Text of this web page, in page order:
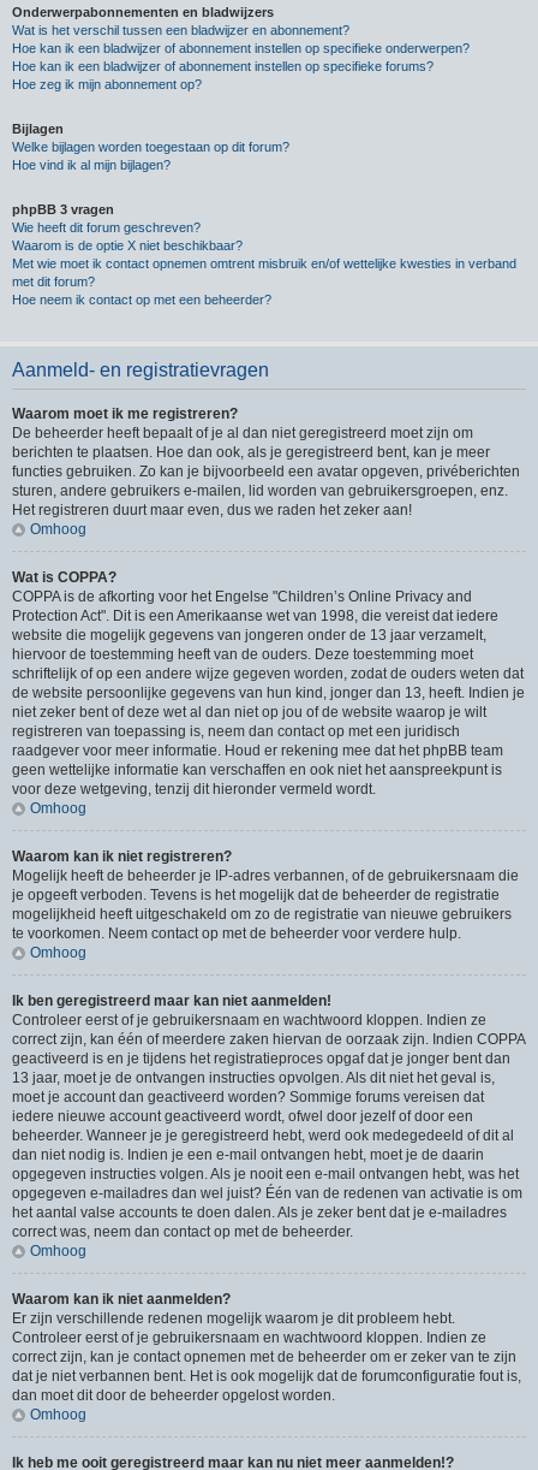
Onderwerpabonnementen en bladwijzers
Wat is het verschil tussen een bladwijzer en abonnement?
Hoe kan ik een bladwijzer of abonnement instellen op specifieke onderwerpen?
Hoe kan ik een bladwijzer of abonnement instellen op specifieke forums?
Hoe zeg ik mijn abonnement op?
Bijlagen
Welke bijlagen worden toegestaan op dit forum?
Hoe vind ik al mijn bijlagen?
phpBB 3 vragen
Wie heeft dit forum geschreven?
Waarom is de optie X niet beschikbaar?
Met wie moet ik contact opnemen omtrent misbruik en/of wettelijke kwesties in verband
met dit forum?
Hoe neem ik contact op met een beheerder?
Aanmeld- en registratievragen
Waarom moet ik me registreren?
De beheerder heeft bepaalt of je al dan niet geregistreerd moet zijn om
berichten te plaatsen. Hoe dan ook, als je geregistreerd bent, kan je meer
functies gebruiken. Zo kan je bijvoorbeeld een avatar opgeven, privéberichten
sturen, andere gebruikers e-mailen, lid worden van gebruikersgroepen, enz.
Het registreren duurt maar even, dus we raden het zeker aan!
Omhoog
Wat is COPPA?
COPPA is de afkorting voor het Engelse "Children’s Online Privacy and
Protection Act". Dit is een Amerikaanse wet van 1998, die vereist dat iedere
website die mogelijk gegevens van jongeren onder de 13 jaar verzamelt,
hiervoor de toestemming heeft van de ouders. Deze toestemming moet
schriftelijk of op een andere wijze gegeven worden, zodat de ouders weten dat
de website persoonlijke gegevens van hun kind, jonger dan 13, heeft. Indien je
niet zeker bent of deze wet al dan niet op jou of de website waarop je wilt
registreren van toepassing is, neem dan contact op met een juridisch
raadgever voor meer informatie. Houd er rekening mee dat het phpBB team
geen wettelijke informatie kan verschaffen en ook niet het aanspreekpunt is
voor deze wetgeving, tenzij dit hieronder vermeld wordt.
Omhoog
Waarom kan ik niet registreren?
Mogelijk heeft de beheerder je IP-adres verbannen, of de gebruikersnaam die
je opgeeft verboden. Tevens is het mogelijk dat de beheerder de registratie
mogelijkheid heeft uitgeschakeld om zo de registratie van nieuwe gebruikers
te voorkomen. Neem contact op met de beheerder voor verdere hulp.
Omhoog
Ik ben geregistreerd maar kan niet aanmelden!
Controleer eerst of je gebruikersnaam en wachtwoord kloppen. Indien ze
correct zijn, kan één of meerdere zaken hiervan de oorzaak zijn. Indien COPPA
geactiveerd is en je tijdens het registratieproces opgaf dat je jonger bent dan
13 jaar, moet je de ontvangen instructies opvolgen. Als dit niet het geval is,
moet je account dan geactiveerd worden? Sommige forums vereisen dat
iedere nieuwe account geactiveerd wordt, ofwel door jezelf of door een
beheerder. Wanneer je je geregistreerd hebt, werd ook medegedeeld of dit al
dan niet nodig is. Indien je een e-mail ontvangen hebt, moet je de daarin
opgegeven instructies volgen. Als je nooit een e-mail ontvangen hebt, was het
opgegeven e-mailadres dan wel juist? Één van de redenen van activatie is om
het aantal valse accounts te doen dalen. Als je zeker bent dat je e-mailadres
correct was, neem dan contact op met de beheerder.
Omhoog
Waarom kan ik niet aanmelden?
Er zijn verschillende redenen mogelijk waarom je dit probleem hebt.
Controleer eerst of je gebruikersnaam en wachtwoord kloppen. Indien ze
correct zijn, kan je contact opnemen met de beheerder om er zeker van te zijn
dat je niet verbannen bent. Het is ook mogelijk dat de forumconfiguratie fout is,
dan moet dit door de beheerder opgelost worden.
Omhoog
Ik heb me ooit geregistreerd maar kan nu niet meer aanmelden!?